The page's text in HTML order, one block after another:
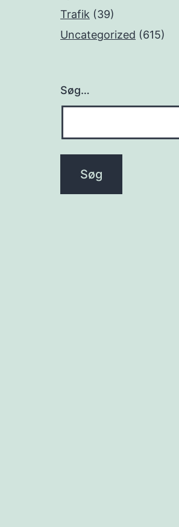
Trafik (39)
Uncategorized (615)
Søg…